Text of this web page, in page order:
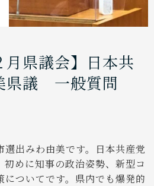
月県議会】日本共
議 一般質問
出みわ由美です。日本共産党
めに知事の政治姿勢、新型コ
についてです。県内でも爆発的